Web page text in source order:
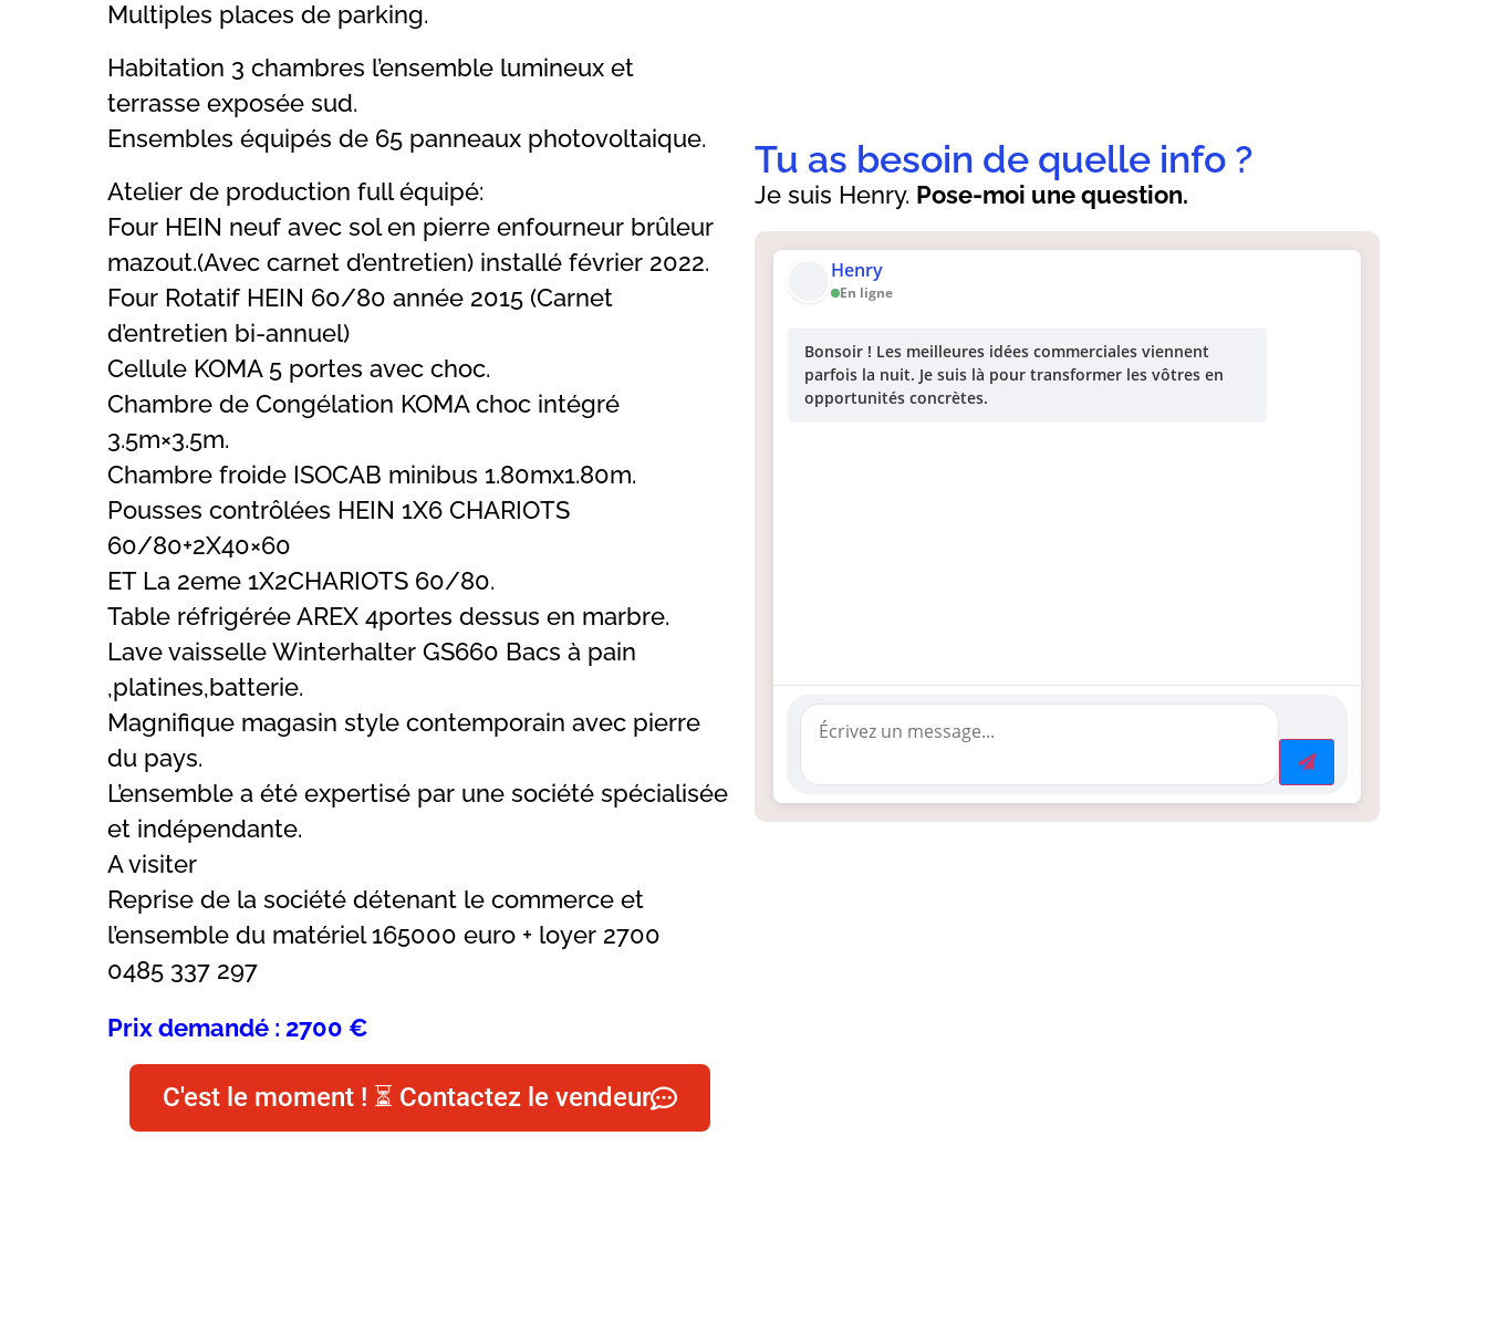
Multiples places de parking.
Habitation 3 chambres l’ensemble lumineux et
terrasse exposée sud.
Ensembles équipés de 65 panneaux photovoltaique.
Atelier de production full équipé:
Four HEIN neuf avec sol en pierre enfourneur brûleur
mazout.(Avec carnet d’entretien) installé février 2022.
Four Rotatif HEIN 60/80 année 2015 (Carnet
d’entretien bi-annuel)
Cellule KOMA 5 portes avec choc.
Chambre de Congélation KOMA choc intégré
3.5m×3.5m.
Chambre froide ISOCAB minibus 1.80mx1.80m.
Pousses contrôlées HEIN 1X6 CHARIOTS
60/80+2X40×60
ET La 2eme 1X2CHARIOTS 60/80.
Table réfrigérée AREX 4portes dessus en marbre.
Lave vaisselle Winterhalter GS660 Bacs à pain
,platines,batterie.
Magnifique magasin style contemporain avec pierre
du pays.
L’ensemble a été expertisé par une société spécialisée
et indépendante.
A visiter
Reprise de la société détenant le commerce et
l’ensemble du matériel 165000 euro + loyer 2700
0485 337 297
Prix demandé : 2700 €
C'est le moment ! ⏳ Contactez le vendeur
Henry
En ligne
Bonsoir ! Les meilleures idées commerciales viennent
parfois la nuit. Je suis là pour transformer les vôtres en
opportunités concrètes.
Je suis Henry. Pose-moi une question.
Tu as besoin de quelle info ?